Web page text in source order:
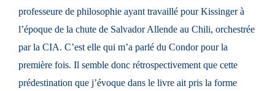
professeure de philosophie ayant travaillé pour Kissinger à
l’époque de la chute de Salvador Allende au Chili, orchestrée
par la CIA. C’est elle qui m’a parlé du Condor pour la
première fois. Il semble donc rétrospectivement que cette
prédestination que j’évoque dans le livre ait pris la forme